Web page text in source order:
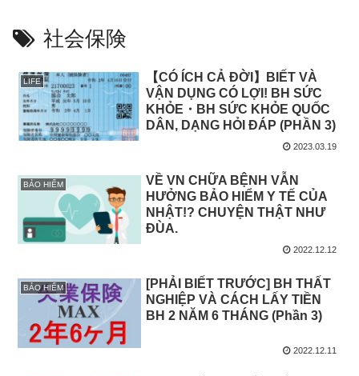
社会保険
LIFE
【CÓ ÍCH CẢ ĐỜI】BIẾT VÀ
VẬN DỤNG CÓ LỢI! BH SỨC
KHỎE・BH SỨC KHỎE QUỐC
DÂN, DẠNG HỎI ĐÁP (PHẦN 3)
2023.03.19
BẢO HIỂM
VỀ VN CHỮA BỆNH VẪN
HƯỞNG BẢO HIỂM Y TẾ CỦA
NHẬT!? CHUYỆN THẬT NHƯ
ĐÙA.
2022.12.12
BẢO HIỂM
[PHẢI BIẾT TRƯỚC] BH THẤT
NGHIỆP VÀ CÁCH LẤY TIỀN
BH 2 NĂM 6 THÁNG (Phần 3)
2022.12.11